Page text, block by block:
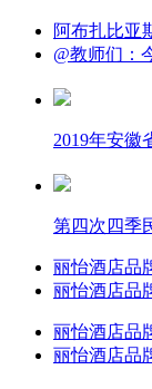
阿布扎比亚
@教师们：
2019年安徽
第四次四季
丽怡酒店品
丽怡酒店品
丽怡酒店品
丽怡酒店品